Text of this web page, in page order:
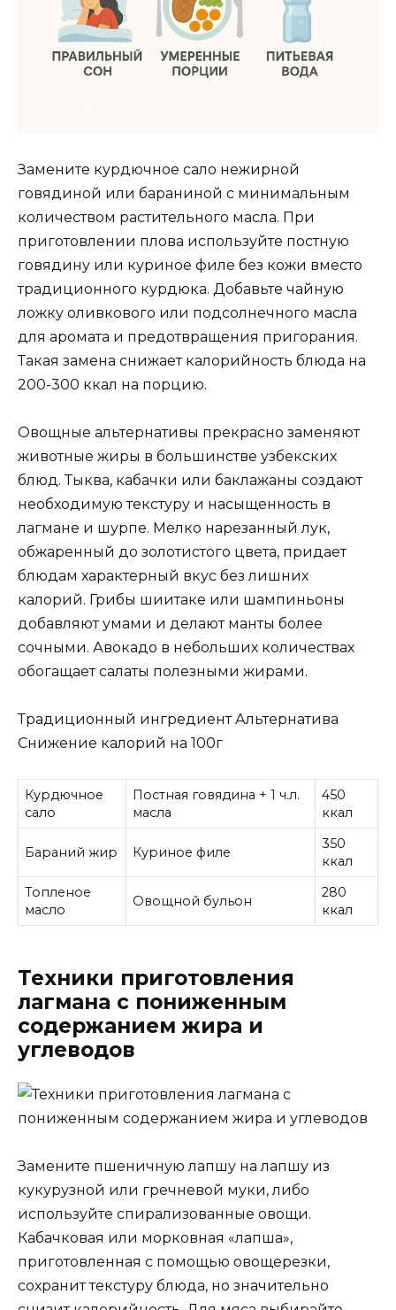
Замените курдючное сало нежирной
говядиной или бараниной с минимальным
количеством растительного масла. При
приготовлении плова используйте постную
говядину или куриное филе без кожи вместо
традиционного курдюка. Добавьте чайную
ложку оливкового или подсолнечного масла
для аромата и предотвращения пригорания.
Такая замена снижает калорийность блюда на
200-300 ккал на порцию.
Овощные альтернативы прекрасно заменяют
животные жиры в большинстве узбекских
блюд. Тыква, кабачки или баклажаны создают
необходимую текстуру и насыщенность в
лагмане и шурпе. Мелко нарезанный лук,
обжаренный до золотистого цвета, придает
блюдам характерный вкус без лишних
калорий. Грибы шиитаке или шампиньоны
добавляют умами и делают манты более
сочными. Авокадо в небольших количествах
обогащает салаты полезными жирами.
Традиционный ингредиент Альтернатива
Снижение калорий на 100г
Курдючное
сало
Постная говядина + 1 ч.л.
масла
450
ккал
Бараний жир Куриное филе
350
ккал
Топленое
масло
Овощной бульон
280
ккал
Техники приготовления
лагмана с пониженным
содержанием жира и
углеводов
Замените пшеничную лапшу на лапшу из
кукурузной или гречневой муки, либо
используйте спирализованные овощи.
Кабачковая или морковная «лапша»,
приготовленная с помощью овощерезки,
сохранит текстуру блюда, но значительно